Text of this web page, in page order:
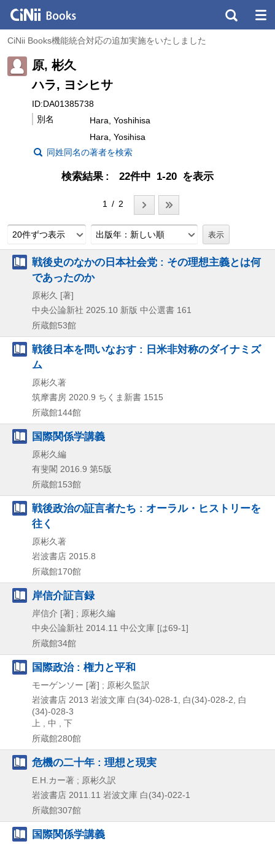
CiNii Books機能統合対応の追加実施をいたしました
原, 彬久
ハラ, ヨシヒサ
ID:DA01385738
別名
Hara, Yoshihisa
Hara, Yosihisa
同姓同名の著者を検索
検索結果 22件中 1-20 を表示
1 / 2
20件ずつ表示 出版年：新しい順
戦後史のなかの日本社会党 : その理想主義とは何
であったのか
原彬久 [著]
中央公論新社 2025.10 新版 中公選書 161
所蔵館53館
戦後日本を問いなおす : 日米非対称のダイナミズ
ム
原彬久著
筑摩書房 2020.9 ちくま新書 1515
所蔵館144館
国際関係学講義
原彬久編
有斐閣 2016.9 第5版
所蔵館153館
戦後政治の証言者たち : オーラル・ヒストリーを
往く
原彬久著
岩波書店 2015.8
所蔵館170館
岸信介証言録
岸信介 [著] ; 原彬久編
中央公論新社 2014.11 中公文庫 [は69-1]
所蔵館34館
国際政治 : 権力と平和
モーゲンソー [著] ; 原彬久監訳
岩波書店 2013 岩波文庫 白(34)-028-1, 白(34)-028-2,
白
(34)-028-3
上 , 中 , 下
所蔵館280館
危機の二十年 : 理想と現実
E.H.カー著 ; 原彬久訳
岩波書店 2011.11 岩波文庫 白(34)-022-1
所蔵館307館
国際関係学講義